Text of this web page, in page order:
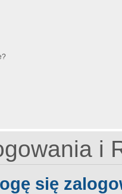
i
się